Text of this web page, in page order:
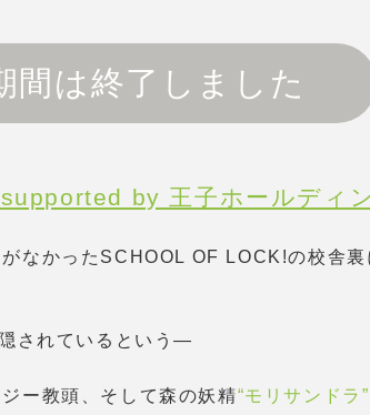
間は終了しました
by 王子ホールディ
なかったSCHOOL OF LOCK!の校舎裏
されているという—
ー教頭、そして森の妖精“モリサンドラ”